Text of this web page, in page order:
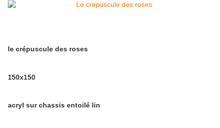
le crépuscule des roses
150x150
acryl sur chassis entoilé lin